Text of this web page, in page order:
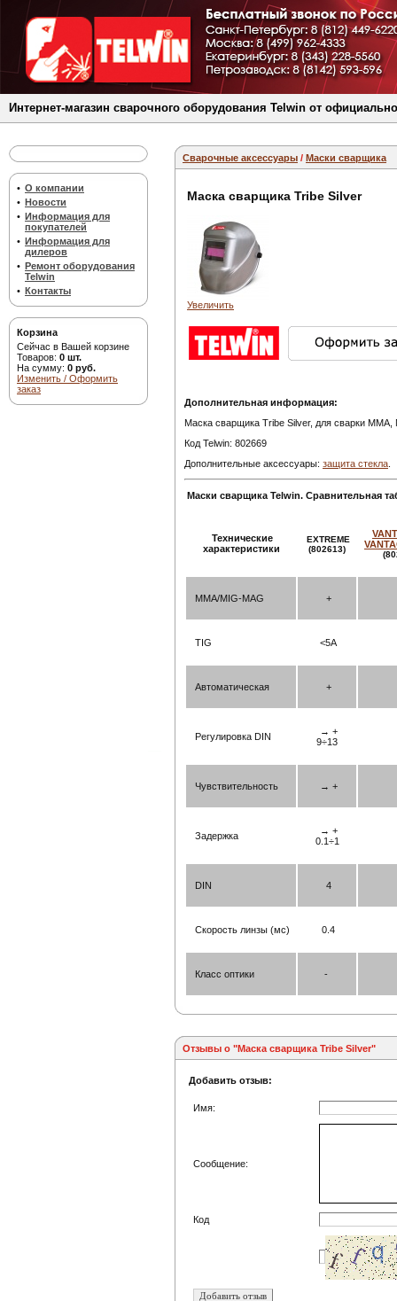
Интернет-магазин сварочного оборудования Telwin от
• О компании
• Новости
• Информация для
покупателей
• Информация для
дилеров
• Ремонт оборудования
Telwin
• Контакты
Корзина
Сейчас в Вашей корзине
Товаров: 0 шт.
На сумму: 0 руб.
Изменить / Оформить
заказ
Сварочные аксессуары / Маски сварщика
Маска сварщика Tribe Silver
Увеличить
Дополнительная информация:
Маска сварщика Tribe Silver, для сварки
Код Telwin: 802669
Дополнительные аксессуары: защита стекла
Маски сварщика Telwin. Сравнительная
Технические
характеристики
EXTREME
(802613)
ММА/MIG-MAG +
TIG <5A
Автоматическая +
Регулировка DIN
→ +
9÷13
Чувствительность → +
Задержка
→ +
0.1÷1
DIN 4
Скорость линзы (мс) 0.4
Класс оптики -
Отзывы о "Маска сварщика Tribe Silver"
Добавить отзыв:
Имя:
Сообщение:
Код